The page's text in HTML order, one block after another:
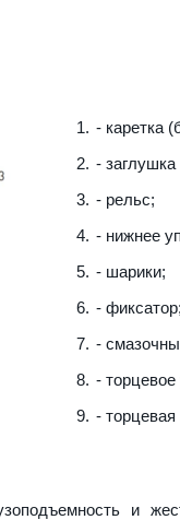
- каретка
-
- рельс;
- нижнее
- шарики;
- фиксатор;
-
- торцевое
- торцевая
и